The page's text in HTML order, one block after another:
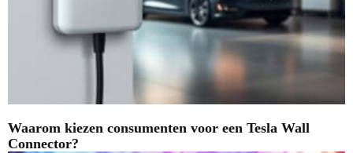
Waarom kiezen consumenten voor een Tesla Wall
Connector?